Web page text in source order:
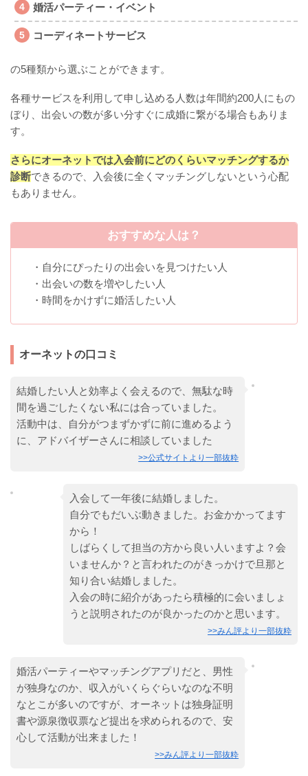
婚活パーティー・イベント
コーディネートサービス
の5種類から選ぶことができます。
各種サービスを利用して申し込める人数は年間約200人にもの
ぼり、出会いの数が多い分すぐに成婚に繋がる場合もありま
す。
さらにオーネットでは入会前にどのくらいマッチングするか
診断できるので、入会後に全くマッチングしないという心配
もありません。
おすすめな人は？
・自分にぴったりの出会いを見つけたい人
・出会いの数を増やしたい人
・時間をかけずに婚活したい人
オーネットの口コミ
結婚したい人と効率よく会えるので、無駄な時
間を過ごしたくない私には合っていました。
活動中は、自分がつまずかずに前に進めるよう
に、アドバイザーさんに相談していました
>>公式サイトより一部抜粋
入会して一年後に結婚しました。
自分でもだいぶ動きました。お金かかってます
から！
しばらくして担当の方から良い人いますよ？会
いませんか？と言われたのがきっかけで旦那と
知り合い結婚しました。
入会の時に紹介があったら積極的に会いましょ
うと説明されたのが良かったのかと思います。
>>みん評より一部抜粋
婚活パーティーやマッチングアプリだと、男性
が独身なのか、収入がいくらぐらいなのな不明
なとこが多いのですが、オーネットは独身証明
書や源泉徴収票など提出を求められるので、安
心して活動が出来ました！
>>みん評より一部抜粋